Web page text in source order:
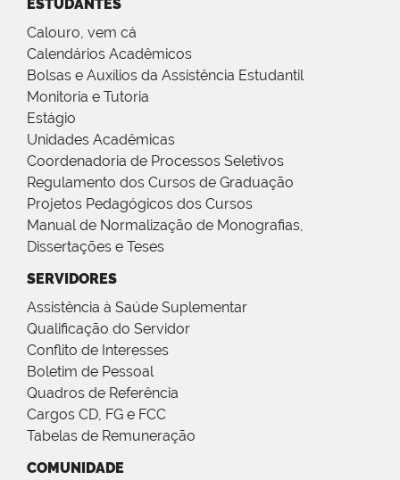
ESTUDANTES
Calouro, vem cá
Calendários Acadêmicos
Bolsas e Auxílios da Assistência Estudantil
Monitoria e Tutoria
Estágio
Unidades Acadêmicas
Coordenadoria de Processos Seletivos
Regulamento dos Cursos de Graduação
Projetos Pedagógicos dos Cursos
Manual de Normalização de Monografias,
Dissertações e Teses
SERVIDORES
Assistência à Saúde Suplementar
Qualificação do Servidor
Conflito de Interesses
Boletim de Pessoal
Quadros de Referência
Cargos CD, FG e FCC
Tabelas de Remuneração
COMUNIDADE